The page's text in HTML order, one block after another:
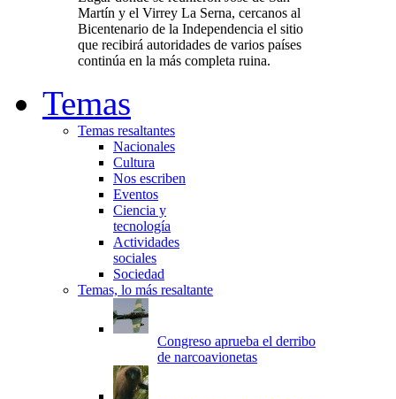
Martín y el Virrey La Serna, cercanos al
Bicentenario de la Independencia el sitio
que recibirá autoridades de varios países
continúa en la más completa ruina.
Temas
Temas resaltantes
Nacionales
Cultura
Nos escriben
Eventos
Ciencia y
tecnología
Actividades
sociales
Sociedad
Temas, lo más resaltante
Congreso aprueba el derribo
de narcoavionetas